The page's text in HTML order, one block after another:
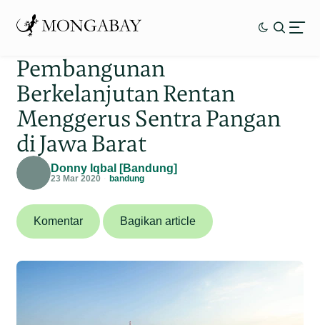
Pembangunan
Berkelanjutan Rentan
Menggerus Sentra Pangan
di Jawa Barat
Donny Iqbal [Bandung]
23 Mar 2020 bandung
Komentar Bagikan article